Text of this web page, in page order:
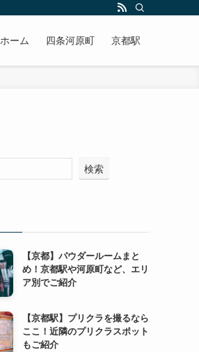
ホーム 四条河原町 京都駅
検索
【京都】パウダールームまと
め！京都駅や河原町など、エリ
ア別でご紹介
【京都駅】プリクラを撮るなら
ここ！近隣のプリクラスポット
もご紹介